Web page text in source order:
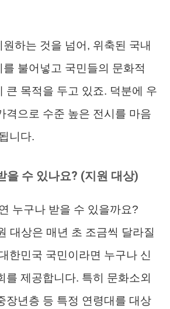
하는 것을 넘어, 위축된 국내
불어넣고 국민들의 문화적
큰 목적을 두고 있죠. 덕분에 우
격으로 수준 높은 전시를 마음
니다.
을 수 있나요? (지원 대상)
누구나 받을 수 있을까요?
대상은 매년 초 조금씩 달라질
한민국 국민이라면 누구나 신
를 제공합니다. 특히 문화소외
장년층 등 특정 연령대를 대상